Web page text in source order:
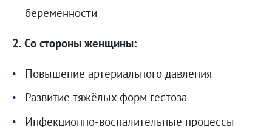
беременности
2. Со стороны женщины:
Повышение артериального давления
Развитие тяжёлых форм гестоза
Инфекционно-воспалительные процессы